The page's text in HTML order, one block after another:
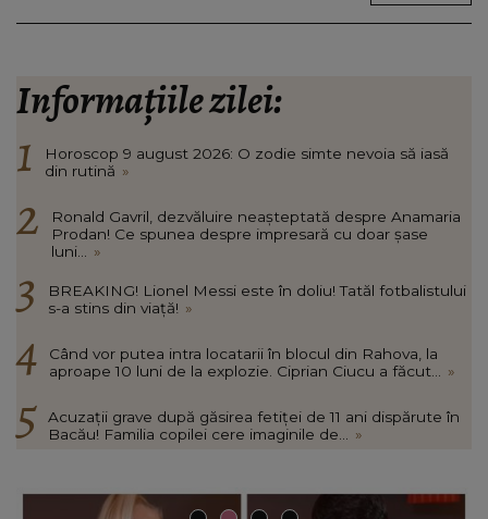
Informațiile zilei:
Horoscop 9 august 2026: O zodie simte nevoia să iasă
din rutină »
Ronald Gavril, dezvăluire neașteptată despre Anamaria
Prodan! Ce spunea despre impresară cu doar șase
luni...
»
BREAKING! Lionel Messi este în doliu! Tatăl fotbalistului
s-a stins din viață! »
Când vor putea intra locatarii în blocul din Rahova, la
aproape 10 luni de la explozie. Ciprian Ciucu a făcut...
»
Acuzații grave după găsirea fetiței de 11 ani dispărute în
Bacău! Familia copilei cere imaginile de...
»